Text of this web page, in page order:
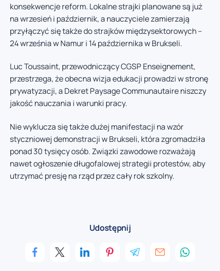
konsekwencje reform. Lokalne strajki planowane są już
na wrzesień i październik, a nauczyciele zamierzają
przyłączyć się także do strajków międzysektorowych –
24 września w Namur i 14 października w Brukseli.
Luc Toussaint, przewodniczący CGSP Enseignement,
przestrzega, że obecna wizja edukacji prowadzi w stronę
prywatyzacji, a Dekret Paysage Communautaire niszczy
jakość nauczania i warunki pracy.
Nie wyklucza się także dużej manifestacji na wzór
styczniowej demonstracji w Brukseli, która zgromadziła
ponad 30 tysięcy osób. Związki zawodowe rozważają
nawet ogłoszenie długofalowej strategii protestów, aby
utrzymać presję na rząd przez cały rok szkolny.
Udostępnij